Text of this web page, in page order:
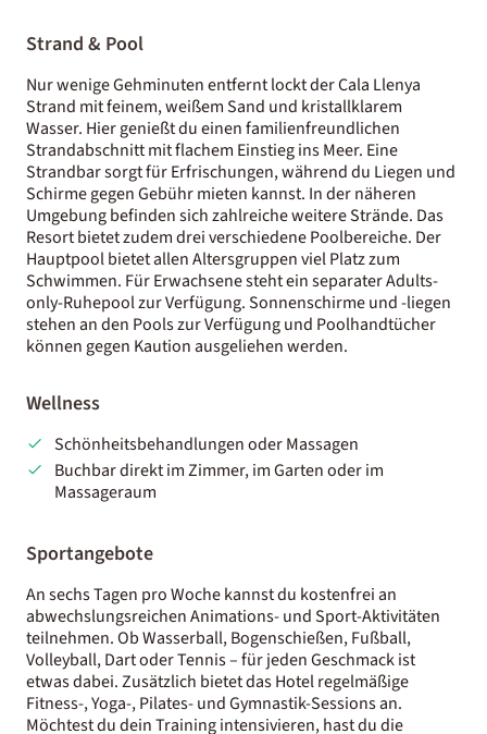
Strand & Pool
Nur wenige Gehminuten entfernt lockt der Cala Llenya
Strand mit feinem, weißem Sand und kristallklarem
Wasser. Hier genießt du einen familienfreundlichen
Strandabschnitt mit flachem Einstieg ins Meer. Eine
Strandbar sorgt für Erfrischungen, während du Liegen und
Schirme gegen Gebühr mieten kannst. In der näheren
Umgebung befinden sich zahlreiche weitere Strände. Das
Resort bietet zudem drei verschiedene Poolbereiche. Der
Hauptpool bietet allen Altersgruppen viel Platz zum
Schwimmen. Für Erwachsene steht ein separater Adults-
only-Ruhepool zur Verfügung. Sonnenschirme und -liegen
stehen an den Pools zur Verfügung und Poolhandtücher
können gegen Kaution ausgeliehen werden.
Wellness
Schönheitsbehandlungen oder Massagen
Buchbar direkt im Zimmer, im Garten oder im
Massageraum
Sportangebote
An sechs Tagen pro Woche kannst du kostenfrei an
abwechslungsreichen Animations- und Sport-Aktivitäten
teilnehmen. Ob Wasserball, Bogenschießen, Fußball,
Volleyball, Dart oder Tennis – für jeden Geschmack ist
etwas dabei. Zusätzlich bietet das Hotel regelmäßige
Fitness-, Yoga-, Pilates- und Gymnastik-Sessions an.
Möchtest du dein Training intensivieren, hast du die